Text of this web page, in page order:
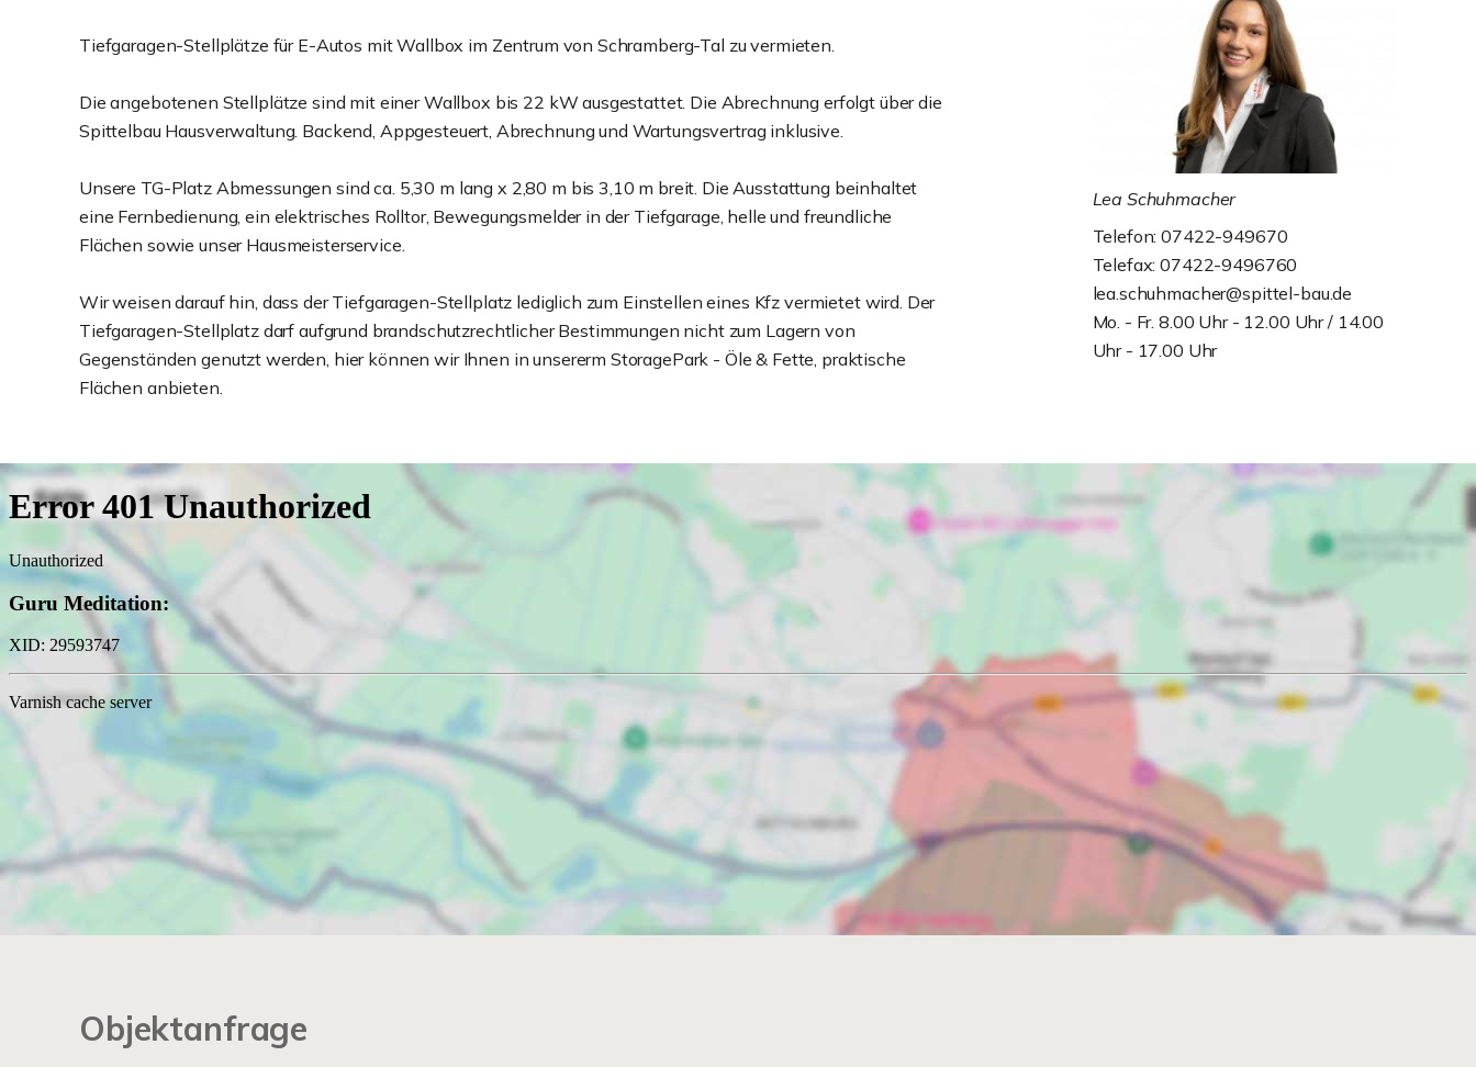
Tiefgaragen-Stellplätze für E-Autos mit Wallbox im Zentrum von Schramberg-Tal zu vermieten.
Die angebotenen Stellplätze sind mit einer Wallbox bis 22 kW ausgestattet. Die Abrechnung erfolgt über die
Spittelbau Hausverwaltung. Backend, Appgesteuert, Abrechnung und Wartungsvertrag inklusive.
Unsere TG-Platz Abmessungen sind ca. 5,30 m lang x 2,80 m bis 3,10 m breit. Die Ausstattung beinhaltet
eine Fernbedienung, ein elektrisches Rolltor, Bewegungsmelder in der Tiefgarage, helle und freundliche
Flächen sowie unser Hausmeisterservice.
Wir weisen darauf hin, dass der Tiefgaragen-Stellplatz lediglich zum Einstellen eines Kfz vermietet wird. Der
Tiefgaragen-Stellplatz darf aufgrund brandschutzrechtlicher Bestimmungen nicht zum Lagern von
Gegenständen genutzt werden, hier können wir Ihnen in unsererm StoragePark - Öle & Fette, praktische
Flächen anbieten.
Lea Schuhmacher
Telefon: 07422-949670
Telefax: 07422-9496760
lea.schuhmacher@spittel-bau.de
Mo. - Fr. 8.00 Uhr - 12.00 Uhr / 14.00
Uhr - 17.00 Uhr
Objektanfrage